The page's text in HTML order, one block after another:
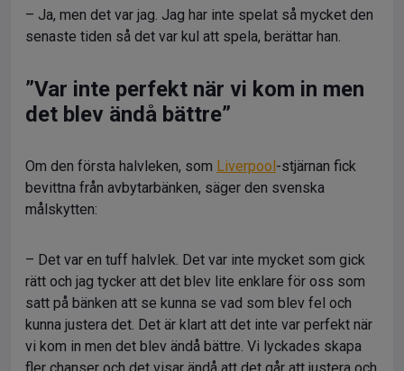
– Ja, men det var jag. Jag har inte spelat så mycket den
senaste tiden så det var kul att spela, berättar han.
”Var inte perfekt när vi kom in men
det blev ändå bättre”
Om den första halvleken, som Liverpool-stjärnan fick
bevittna från avbytarbänken, säger den svenska
målskytten:
– Det var en tuff halvlek. Det var inte mycket som gick
rätt och jag tycker att det blev lite enklare för oss som
satt på bänken att se kunna se vad som blev fel och
kunna justera det. Det är klart att det inte var perfekt när
vi kom in men det blev ändå bättre. Vi lyckades skapa